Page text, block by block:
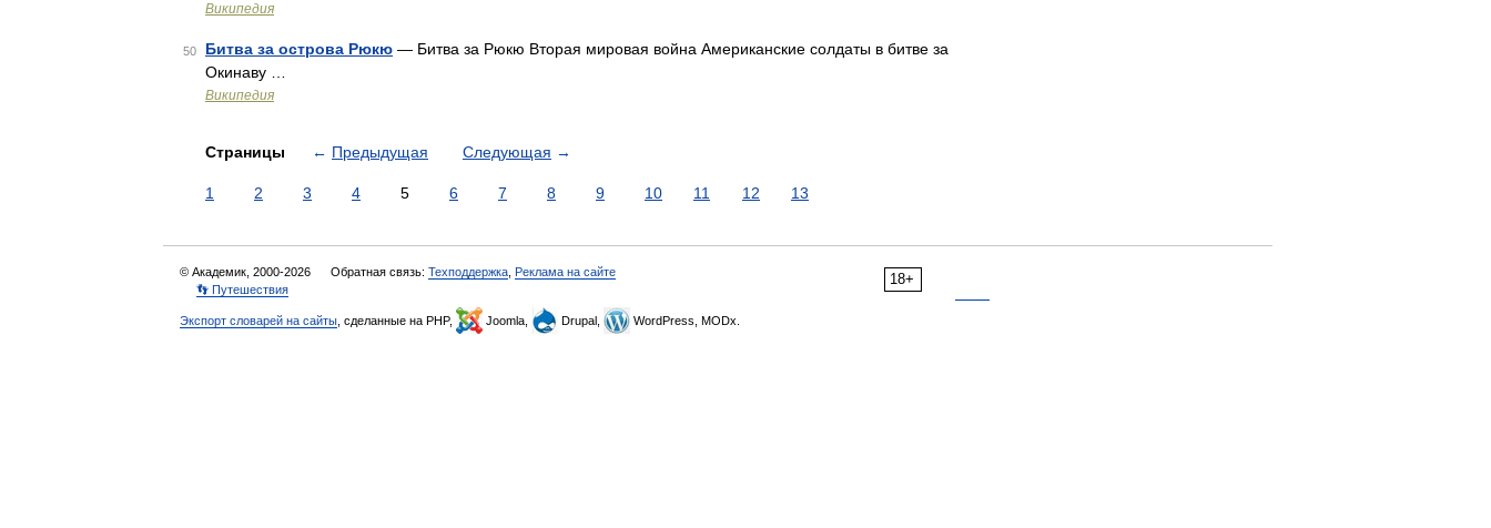
Википедия
50 Битва за острова Рюкю — Битва за Рюкю Вторая мировая война Американские солдаты в битве за
Окинаву …
Википедия
Страницы ← Предыдущая Следующая →
1 2 3 4 5 6 7 8 9 10 11 12 13
18+
© Академик, 2000-2026 Обратная связь: Техподдержка Реклама на сайте
👣 Путешествия
Экспорт словарей на сайты , сделанные на PHP, Joomla, Drupal, WordPress, MODx.